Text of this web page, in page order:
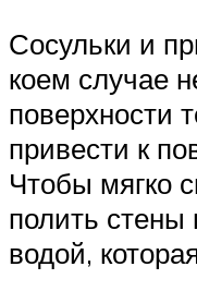
Сосульки и
коем случае
поверхности
привести к
Чтобы мягко
полить стены
водой,